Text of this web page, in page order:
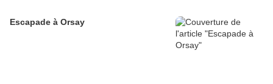
Escapade à Orsay